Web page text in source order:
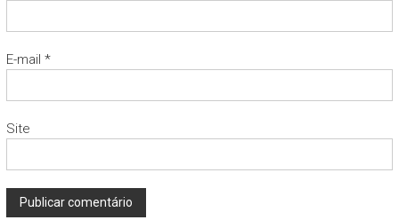
E-mail *
Site